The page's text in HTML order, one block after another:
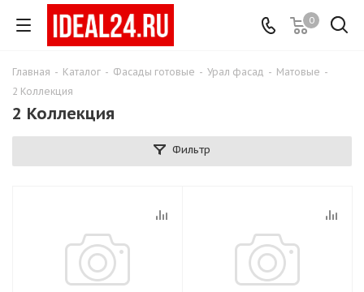
0
Главная - Каталог - Фасады готовые - Урал фасад - Матовые -
2 Коллекция
2 Коллекция
Фильтр